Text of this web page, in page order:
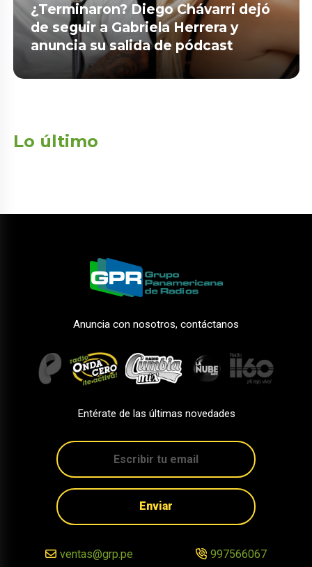
¿Terminaron? Diego Chávarri dejó
de seguir a Gabriela Herrera y
anuncia su salida de pódcast
Lo último
Anuncia con nosotros, contáctanos
Entérate de las últimas novedades
Enviar
ventas@grp.pe 997566067